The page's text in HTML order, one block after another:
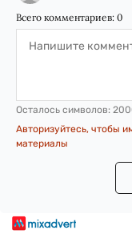
Всего комментариев: 0
Осталось символов:
Авторизуйтесь, чтобы
материалы